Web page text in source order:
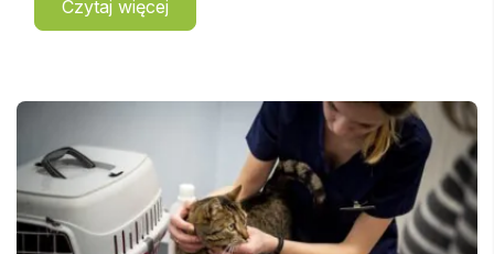
Czytaj więcej